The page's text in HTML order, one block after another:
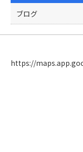
ブログ
https://